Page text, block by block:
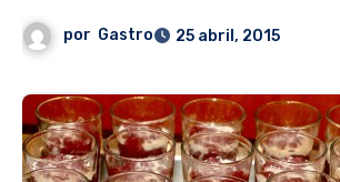
por Gastro 25 abril, 2015